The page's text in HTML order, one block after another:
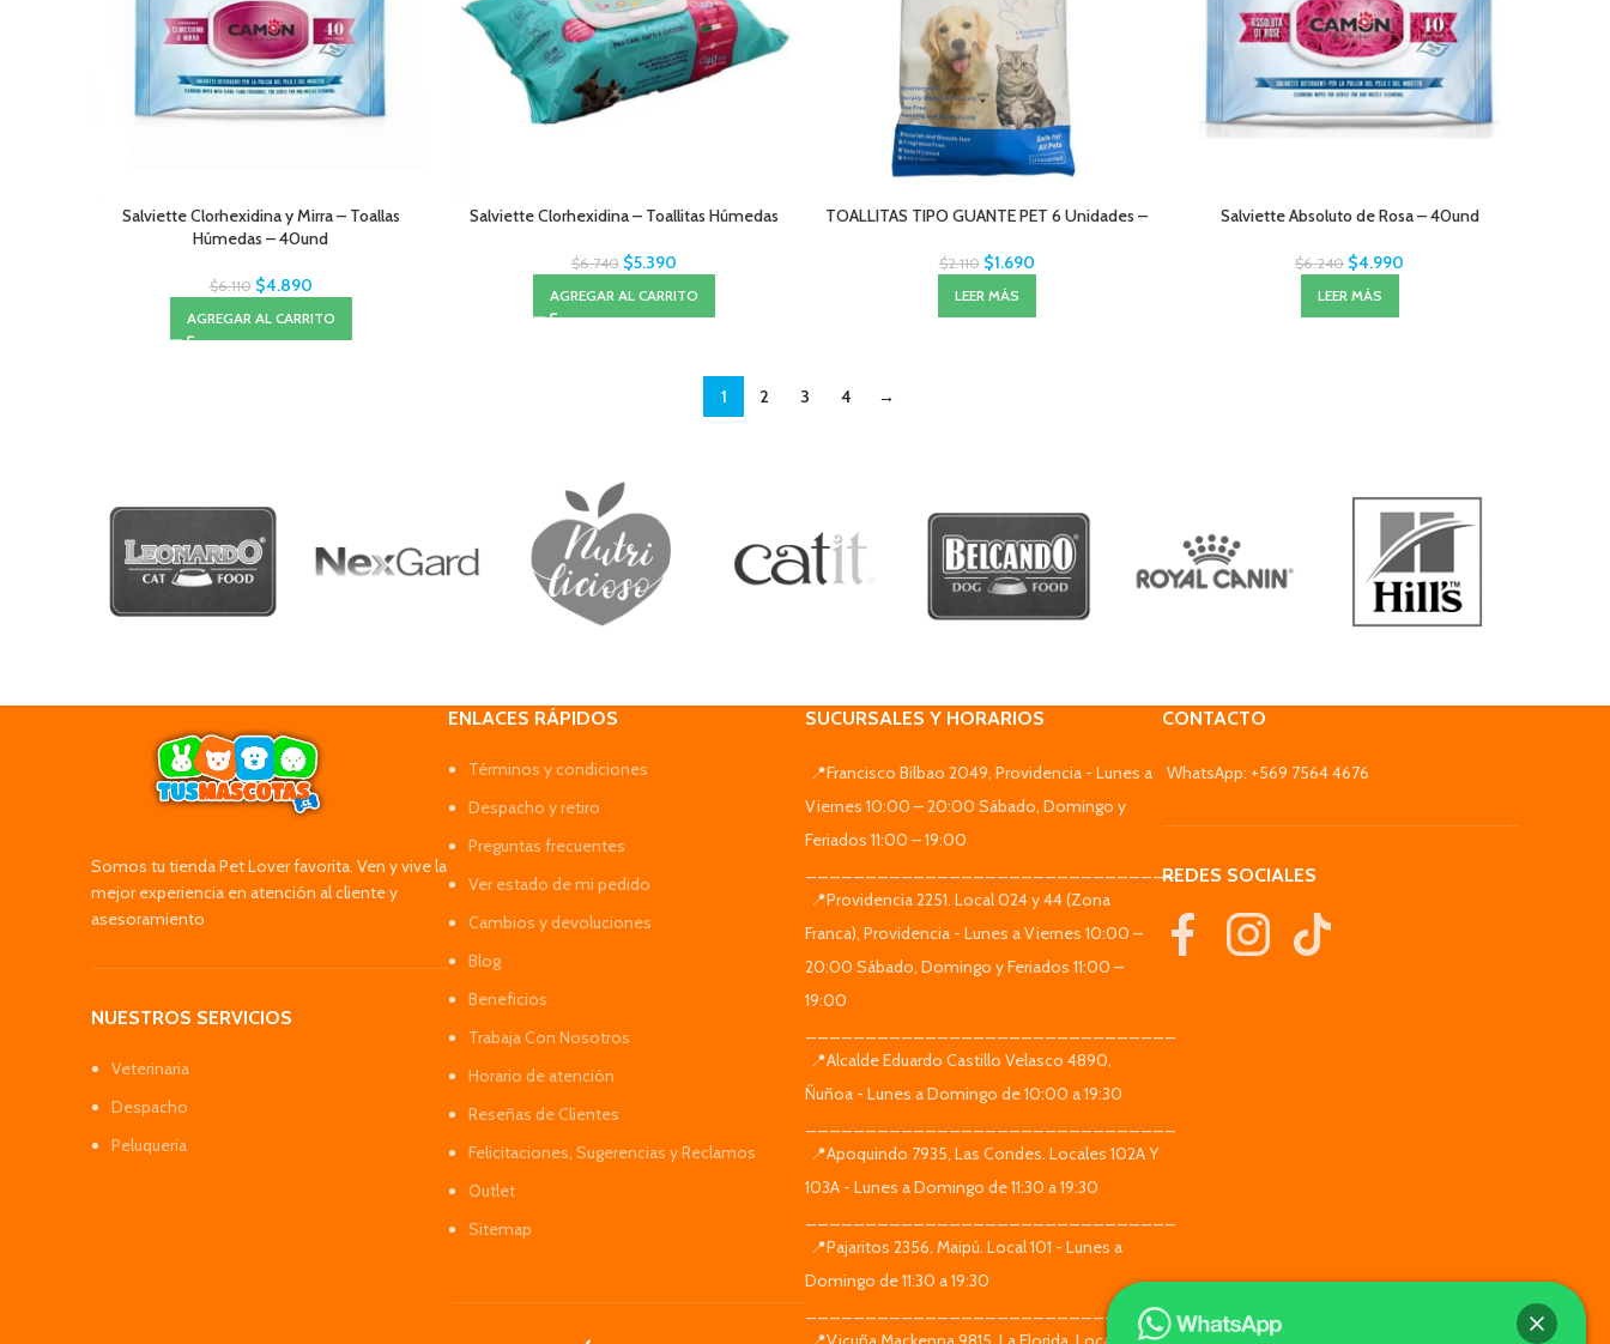
Salviette Clorhexidina y Mirra – Toallas
Húmedas – 40und
$6.110 $4.890
AGREGAR AL CARRITO
Salviette Clorhexidina – Toallitas Húmedas
$6.740 $5.390
AGREGAR AL CARRITO
TOALLITAS TIPO GUANTE PET 6 Unidades –
$2.110 $1.690
LEER MÁS
Salviette Absoluto de Rosa – 40und
$6.240 $4.990
LEER MÁS
1 2 3 4 →
Somos tu tienda Pet Lover favorita. Ven y vive la
mejor experiencia en atención al cliente y
asesoramiento
NUESTROS SERVICIOS
Veterinaria
Despacho
Peluquería
ENLACES RÁPIDOS
Términos y condiciones
Despacho y retiro
Preguntas frecuentes
Ver estado de mi pedido
Cambios y devoluciones
Blog
Beneficios
Trabaja Con Nosotros
Horario de atención
Reseñas de Clientes
Felicitaciones, Sugerencias y Reclamos
Outlet
Sitemap
SUCURSALES Y HORARIOS
📍Francisco Bilbao 2049, Providencia - Lunes a
Viernes 10:00 – 20:00 Sábado, Domingo y
Feriados 11:00 – 19:00
_______________________________
📍Providencia 2251. Local 024 y 44 (Zona
Franca), Providencia - Lunes a Viernes 10:00 –
20:00 Sábado, Domingo y Feriados 11:00 –
19:00
📍Alcalde Eduardo Castillo Velasco 4890,
Ñuñoa - Lunes a Domingo de 10:00 a 19:30
📍Apoquindo 7935, Las Condes. Locales 102A Y
103A - Lunes a Domingo de 11:30 a 19:30
📍Pajaritos 2356, Maipú. Local 101 - Lunes a
Domingo de 11:30 a 19:30
_______________________________
CONTACTO
WhatsApp: +569 7564 4676
REDES SOCIALES